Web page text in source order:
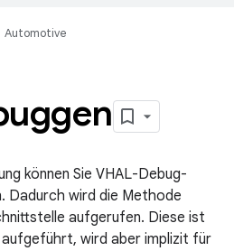
Automotive
können Sie VHAL-Debug-
Dadurch wird die Methode
aufgerufen. Diese ist
wird aber implizit für